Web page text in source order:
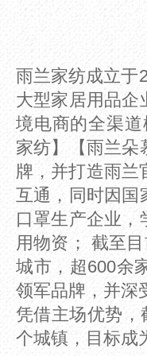
雨兰家纺成立于
大型家居用品企
境电商的全渠
家纺】【雨兰朵
牌，并打造雨兰
互通，同时因国
口罩生产企业，
用物资； 截至
城市，超600余
领军品牌，并深
凭借主场优势
个城镇，目标成